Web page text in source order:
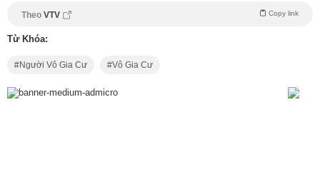
Theo VTV Copy link
Từ Khóa:
Người Vô Gia Cư Vô Gia Cư